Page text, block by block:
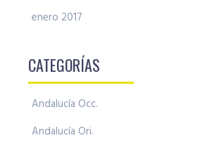
enero 2017
CATEGORÍAS
Andalucía Occ.
Andalucía Ori.